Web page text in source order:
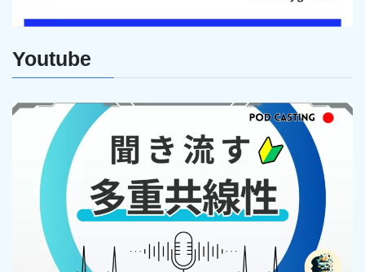
Youtube